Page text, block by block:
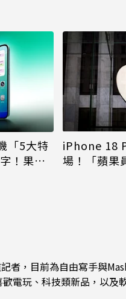
「5大特
！果粉
iPhone 18
場！「蘋果
者，目前為自由寫手與
電玩、科技類新品，以及